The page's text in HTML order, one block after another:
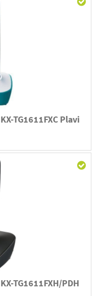
TG1611FXC Plavi
TG1611FXH/PDH